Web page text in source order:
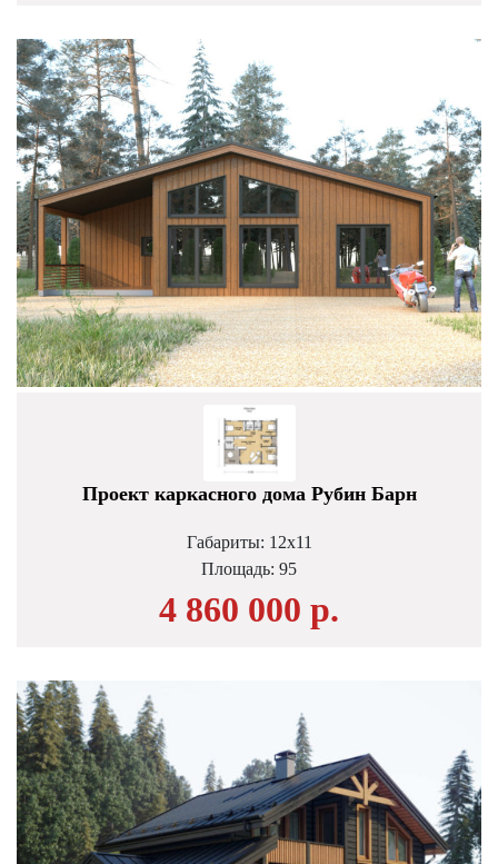
Проект каркасного дома Рубин Барн
Габариты: 12х11
Площадь: 95
4 860 000 р.